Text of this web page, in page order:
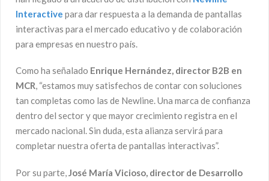
Interactive para dar respuesta a la demanda de pantallas
interactivas para el mercado educativo y de colaboración
para empresas en nuestro país.
Como ha señalado Enrique Hernández, director B2B en
MCR, “estamos muy satisfechos de contar con soluciones
tan completas como las de Newline. Una marca de confianza
dentro del sector y que mayor crecimiento registra en el
mercado nacional. Sin duda, esta alianza servirá para
completar nuestra oferta de pantallas interactivas”.
Por su parte,José María Vicioso, director de Desarrollo